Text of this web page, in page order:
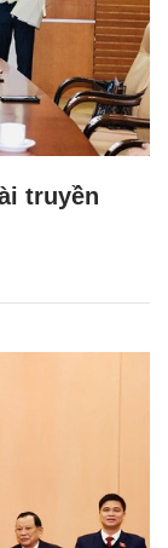
truyền